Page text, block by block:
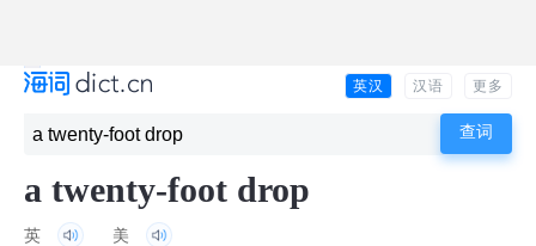
英汉 汉语 更多
a twenty-foot drop
英 美